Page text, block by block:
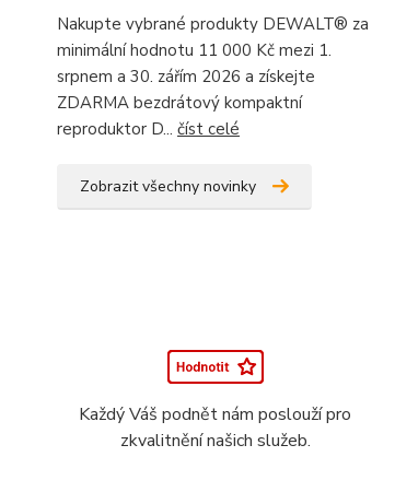
Nakupte vybrané produkty DEWALT® za
minimální hodnotu 11 000 Kč mezi 1.
srpnem a 30. zářím 2026 a získejte
ZDARMA bezdrátový kompaktní
reproduktor D... číst celé
Zobrazit všechny novinky
Každý Váš podnět nám poslouží pro
zkvalitnění našich služeb.